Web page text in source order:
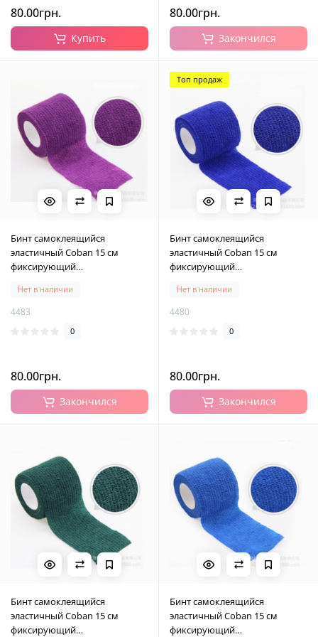
80.00грн.
Купить
80.00грн.
Закончился
Бинт самоклеящийся
эластичный Coban 15 см
фиксирующий
кобан, аутоадгезийний бинт,
фиолетовый, 15 см х 4,5 м
Нет в наличии
4483
0
80.00грн.
Закончился
Топ продаж
Бинт самоклеящийся
эластичный Coban 15 см
фиксирующий
кобан, аутоадгезийний бинт,
темно - синий, 15 см х 4,5 м
Нет в наличии
4480
0
80.00грн.
Закончился
Бинт самоклеящийся
эластичный Coban 15 см
фиксирующий
Бинт самоклеящийся
эластичный Coban 15 см
фиксирующий